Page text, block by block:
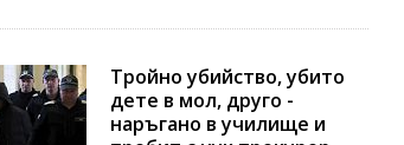
Тройно убийство, убито
дете в мол, друго -
наръгано в училище и